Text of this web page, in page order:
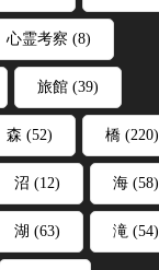
心霊考察 (8)
旅館 (39)
森 (52) 橋 (220)
沼 (12) 海 (58)
湖 (63) 滝 (54)